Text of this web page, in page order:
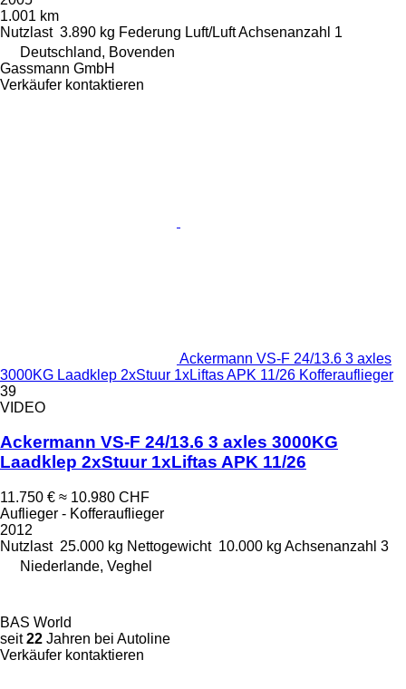
1.001 km
Nutzlast 3.890 kg Federung Luft/LuftAchsenanzahl 1
Deutschland, Bovenden
Gassmann GmbH
Verkäufer kontaktieren
Ackermann VS-F 24/13.6 3 axles
3000KG Laadklep 2xStuur 1xLiftas APK 11/26 Kofferauflieger
39
VIDEO
Ackermann VS-F 24/13.6 3 axles 3000KG
Laadklep 2xStuur 1xLiftas APK 11/26
11.750 € ≈ 10.980 CHF
Auflieger - Kofferauflieger
2012
Nutzlast 25.000 kg Nettogewicht 10.000 kg Achsenanzahl 3
Niederlande, Veghel
BAS World
seit22 Jahren bei Autoline
Verkäufer kontaktieren